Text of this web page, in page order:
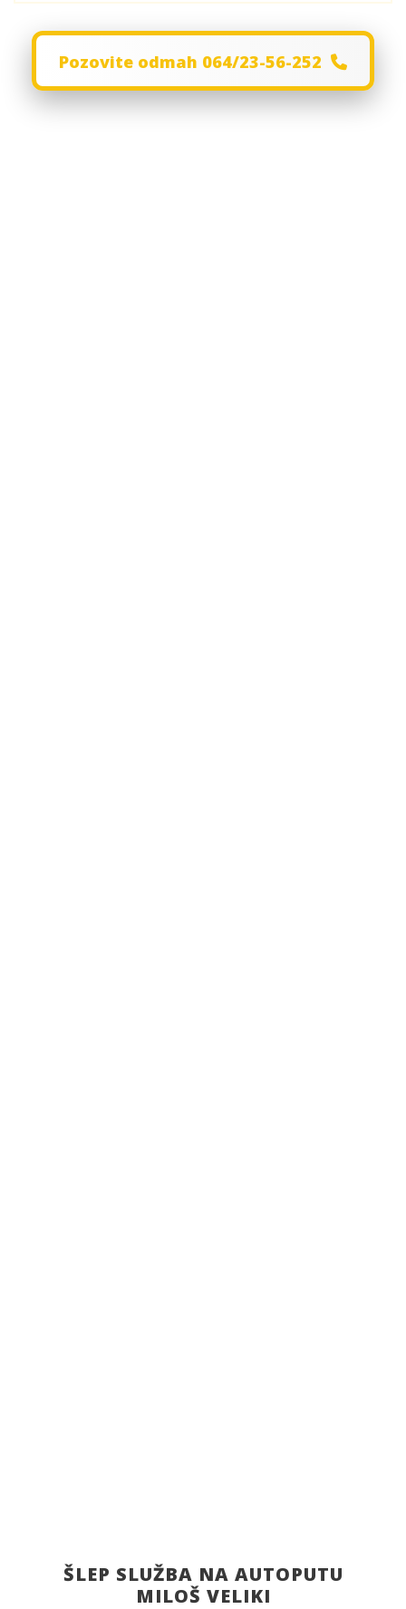
Pozovite odmah 064/23-56-252
ŠLEP SLUŽBA NA AUTOPUTU
MILOŠ VELIKI